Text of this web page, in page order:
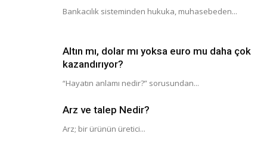
Bankacılık sisteminden hukuka, muhasebeden...
Altın mı, dolar mı yoksa euro mu daha çok
kazandırıyor?
“Hayatın anlamı nedir?” sorusundan...
Arz ve talep Nedir?
Arz; bir ürünün üretici...